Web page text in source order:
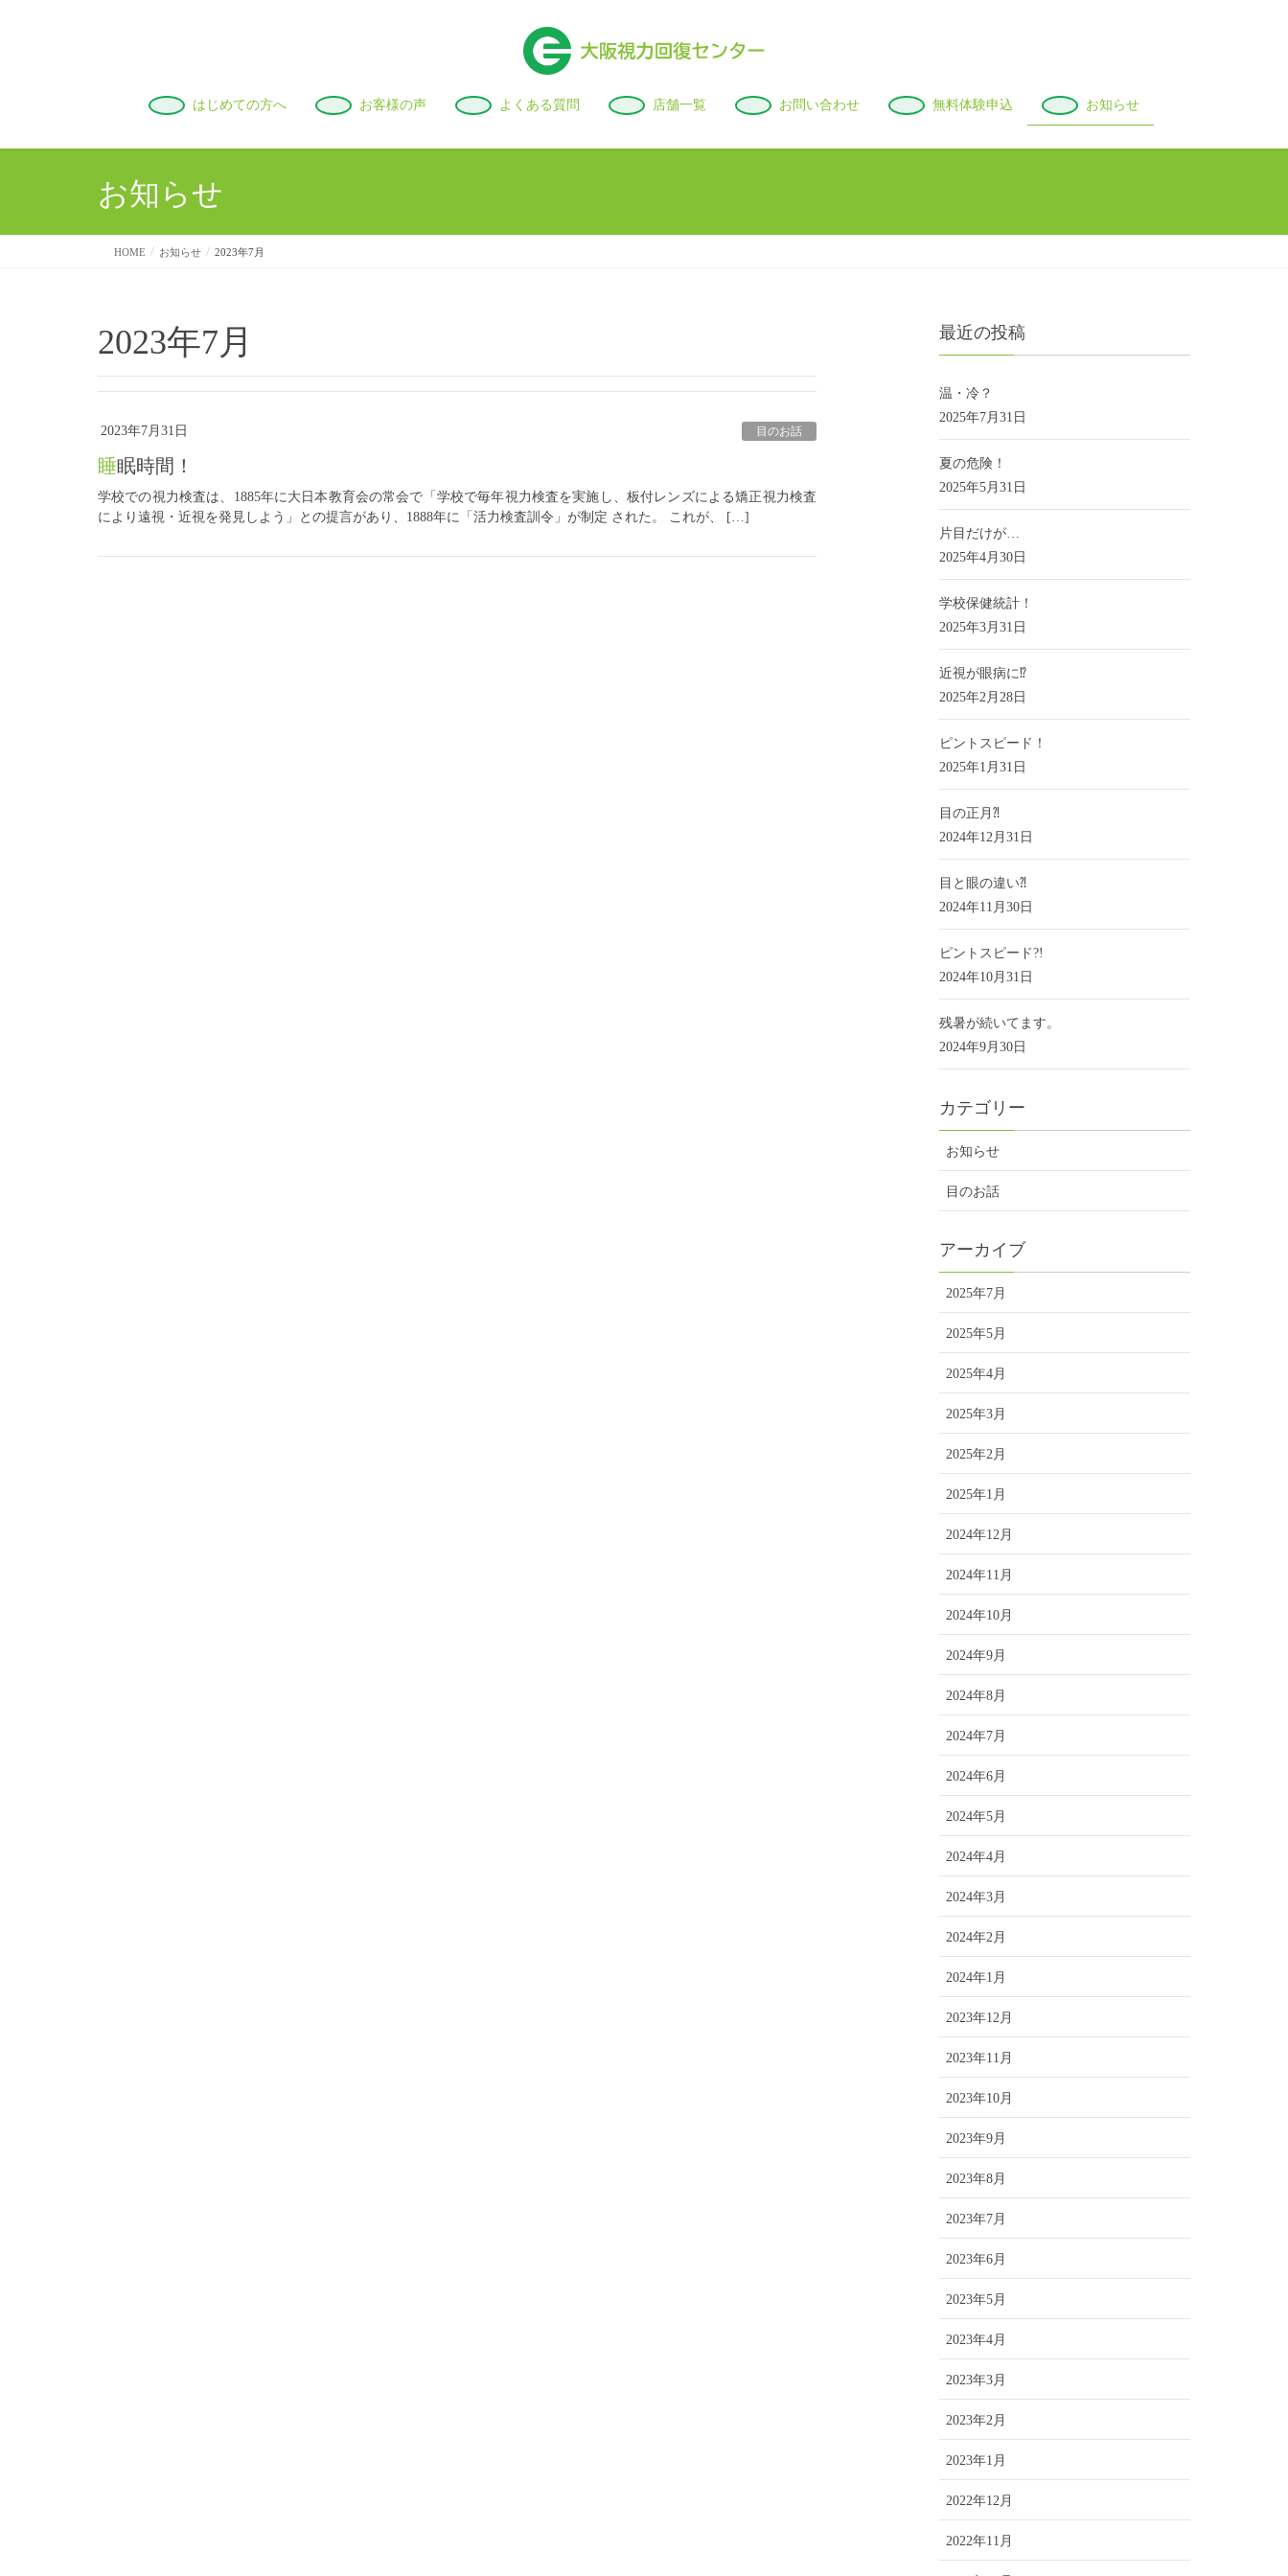
はじめての方へ お客様の声 よくある質問 店舗一覧 お問い合わせ 無料体験申込 お知らせ
お知らせ
HOME お知らせ 2023年7月
2023年7月
2023年7月31日 目のお話
睡眠時間！
学校での視力検査は、1885年に大日本教育会の常会で「学校で毎年視力検査を実施し、板付レンズによる矯正視力検査
により遠視・近視を発見しよう」との提言があり、1888年に「活力検査訓令」が制定 された。 これが、 […]
最近の投稿
温・冷？
2025年7月31日
夏の危険！
2025年5月31日
片目だけが…
2025年4月30日
学校保健統計！
2025年3月31日
近視が眼病に⁉
2025年2月28日
ピントスピード！
2025年1月31日
目の正月⁈
2024年12月31日
目と眼の違い⁈
2024年11月30日
ピントスピード?!
2024年10月31日
残暑が続いてます。
2024年9月30日
カテゴリー
お知らせ
目のお話
アーカイブ
2025年7月
2025年5月
2025年4月
2025年3月
2025年2月
2025年1月
2024年12月
2024年11月
2024年10月
2024年9月
2024年8月
2024年7月
2024年6月
2024年5月
2024年4月
2024年3月
2024年2月
2024年1月
2023年12月
2023年11月
2023年10月
2023年9月
2023年8月
2023年7月
2023年6月
2023年5月
2023年4月
2023年3月
2023年2月
2023年1月
2022年12月
2022年11月